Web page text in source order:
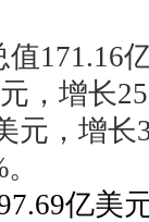
值171.16
，增长
元，增长
。
亿美